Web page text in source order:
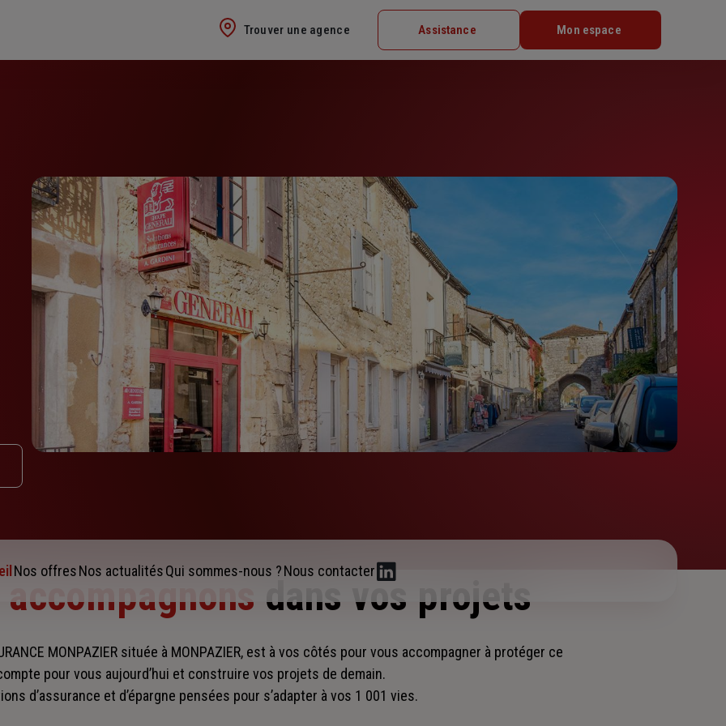
Trouver une agence Assistance Mon espace
Nos offresNos actualitésQui sommes-nous ?Nous contacter
dans vos projets
MONPAZIER située à MONPAZIER, est à vos côtés pour vous accompagner à protéger ce
pour vous aujourd’hui et construire vos projets de demain.
d’assurance et d’épargne pensées pour s’adapter à vos 1 001 vies.